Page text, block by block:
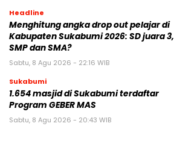
Headline
Menghitung angka drop out pelajar di
Kabupaten Sukabumi 2026: SD juara 3,
SMP dan SMA?
Sabtu, 8 Agu 2026 - 22:16 WIB
Sukabumi
1.654 masjid di Sukabumi terdaftar
Program GEBER MAS
Sabtu, 8 Agu 2026 - 20:43 WIB